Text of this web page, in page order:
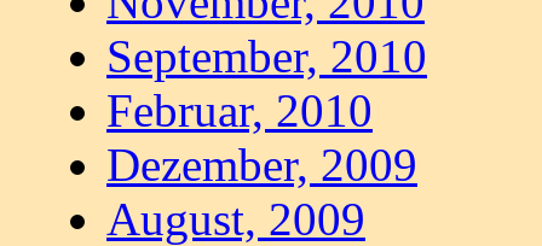
September, 2010
Februar, 2010
Dezember, 2009
August, 2009